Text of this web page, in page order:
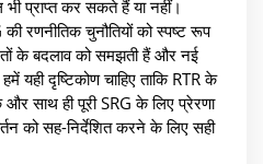
प्राप्त कर सकते हैं या नहीं।
की रणनीतिक चुनौतियों को स्पष्ट रूप
के बदलाव को समझती हैं और नई
दृष्टिकोण चाहिए ताकि RTR के
साथ ही पूरी SRG के लिए प्रेरणा
को सह-निर्देशित करने के लिए सही